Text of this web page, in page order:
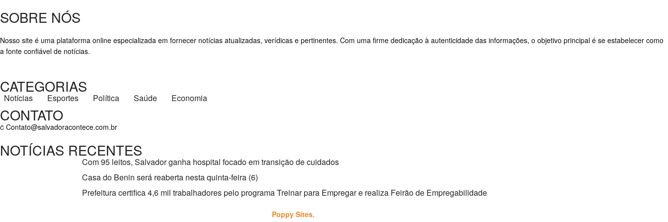
SOBRE NÓS
Nosso site é uma plataforma online especializada em fornecer notícias atualizadas, verídicas e pertinentes. Com uma firme dedicação à autenticidade das informações, o objetivo principal é se estabelecer como
a fonte confiável de notícias.
CATEGORIAS
Notícias Esportes Política Saúde Economia
CONTATO
Contato@salvadoracontece.com.br
NOTÍCIAS RECENTES
Com 95 leitos, Salvador ganha hospital focado em transição de cuidados
Casa do Benin será reaberta nesta quinta-feira (6)
Prefeitura certifica 4,6 mil trabalhadores pelo programa Treinar para Empregar e realiza Feirão de Empregabilidade
Poppy Sites.